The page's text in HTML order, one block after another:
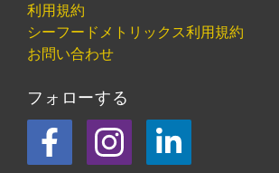
利用規約
シーフードメトリックス利用規約
お問い合わせ
フォローする
フェイスブ
Instagram